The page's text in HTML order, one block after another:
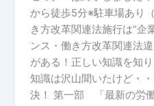
から徒歩5分※駐車場あり
き方改革関連法施行は“企
ンス・働き方改革関連法
がある！正しい知識を知
知識は沢山聞いたけど・
決！ 第一部 「最新の労
規
程
づ
く
り
で